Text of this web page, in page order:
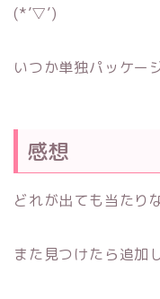
(*’▽’)
いつか単独パッケー
感想
どれが出ても当たり
また見つけたら追加